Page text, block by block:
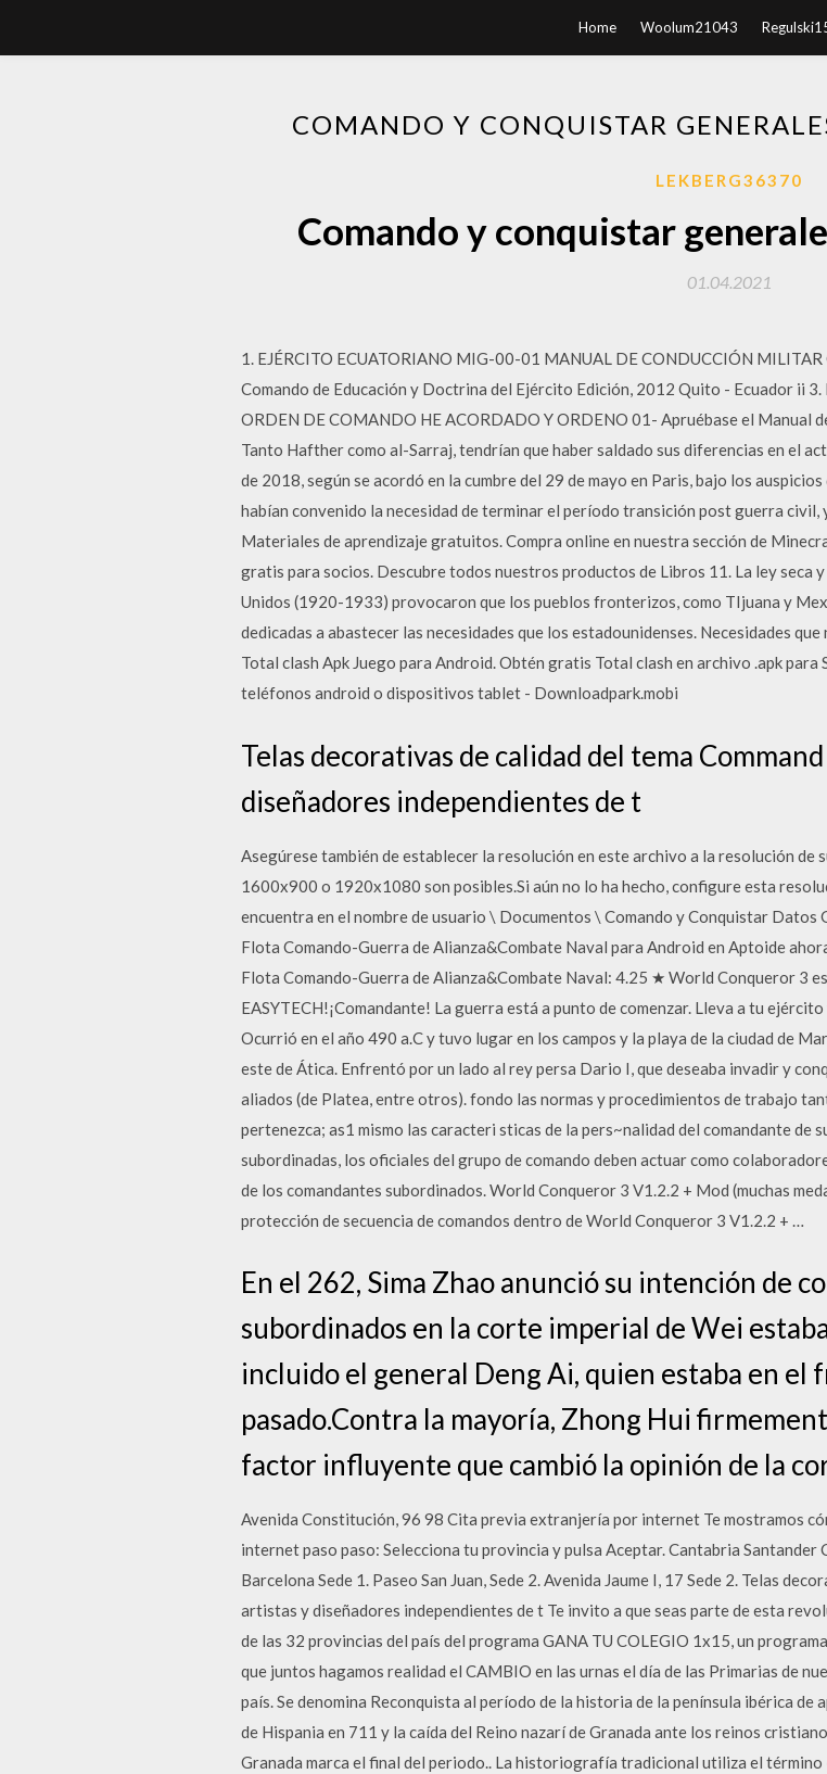
Home Woolum21043
COMANDO Y CONQUISTAR
LEKBERG36370
Comando y conquistar
01.04.2021
1. EJÉRCITO ECUATORIANO MIG-00-01 MANUAL DE CONDUCCIÓN
Comando de Educación y Doctrina del Ejército Edición, 2012 Quito - Ecuador ii
ORDEN DE COMANDO HE ACORDADO Y ORDENO 01- Apruébase el Manual
Tanto Hafther como al-Sarraj, tendrían que haber saldado sus diferencias en el
de 2018, según se acordó en la cumbre del 29 de mayo en Paris, bajo los
habían convenido la necesidad de terminar el período transición post guerra
Materiales de aprendizaje gratuitos. Compra online en nuestra sección de
gratis para socios. Descubre todos nuestros productos de Libros 11. La ley seca
Unidos (1920-1933) provocaron que los pueblos fronterizos, como TIjuana y
dedicadas a abastecer las necesidades que los estadounidenses. Necesidades
Total clash Apk Juego para Android. Obtén gratis Total clash en archivo .apk para
teléfonos android o dispositivos tablet - Downloadpark.mobi
Telas decorativas de calidad del tema
diseñadores independientes de t
Asegúrese también de establecer la resolución en este archivo a la resolución de
1600x900 o 1920x1080 son posibles.Si aún no lo ha hecho, configure esta
encuentra en el nombre de usuario \ Documentos \ Comando y Conquistar Datos
Flota Comando-Guerra de Alianza&Combate Naval para Android en Aptoide
Flota Comando-Guerra de Alianza&Combate Naval: 4.25 ★ World Conqueror 3
EASYTECH!¡Comandante! La guerra está a punto de comenzar. Lleva a tu
Ocurrió en el año 490 a.C y tuvo lugar en los campos y la playa de la ciudad de
este de Ática. Enfrentó por un lado al rey persa Dario I, que deseaba invadir y
aliados (de Platea, entre otros). fondo las normas y procedimientos de trabajo
pertenezca; as1 mismo las caracteri sticas de la pers~nalidad del comandante de
subordinadas, los oficiales del grupo de comando deben actuar como
de los comandantes subordinados. World Conqueror 3 V1.2.2 + Mod (muchas
protección de secuencia de comandos dentro de World Conqueror 3 V1.2.2 + …
En el 262, Sima Zhao anunció su intención de
subordinados en la corte imperial de Wei
incluido el general Deng Ai, quien estaba en el
pasado.Contra la mayoría, Zhong Hui
factor influyente que cambió la opinión de la
Avenida Constitución, 96 98 Cita previa extranjería por internet Te mostramos
internet paso paso: Selecciona tu provincia y pulsa Aceptar. Cantabria Santander
Barcelona Sede 1. Paseo San Juan, Sede 2. Avenida Jaume I, 17 Sede 2. Telas
artistas y diseñadores independientes de t Te invito a que seas parte de esta
de las 32 provincias del país del programa GANA TU COLEGIO 1x15, un
que juntos hagamos realidad el CAMBIO en las urnas el día de las Primarias de
país. Se denomina Reconquista al período de la historia de la península ibérica
de Hispania en 711 y la caída del Reino nazarí de Granada ante los reinos
Granada marca el final del periodo.. La historiografía tradicional utiliza el